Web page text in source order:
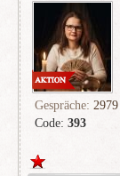
Code: 393
Gespräche: 2979